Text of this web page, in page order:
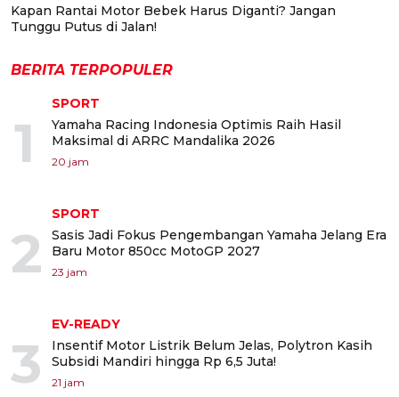
Kapan Rantai Motor Bebek Harus Diganti? Jangan
Tunggu Putus di Jalan!
BERITA TERPOPULER
1
SPORT
Yamaha Racing Indonesia Optimis Raih Hasil
Maksimal di ARRC Mandalika 2026
20 jam
2
SPORT
Sasis Jadi Fokus Pengembangan Yamaha Jelang Era
Baru Motor 850cc MotoGP 2027
23 jam
3
EV-READY
Insentif Motor Listrik Belum Jelas, Polytron Kasih
Subsidi Mandiri hingga Rp 6,5 Juta!
21 jam